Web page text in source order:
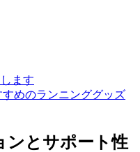
ます
すめのランニンググッズ
ンとサポート性